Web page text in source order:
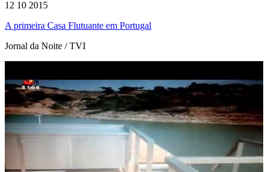
12 10 2015
A primeira Casa Flutuante em Portugal
Jornal da Noite / TVI